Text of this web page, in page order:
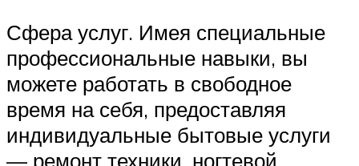
Сфера услуг. Имея специальные
профессиональные навыки, вы
можете работать в свободное
время на себя, предоставляя
индивидуальные бытовые услуги
— ремонт техники, ногтевой